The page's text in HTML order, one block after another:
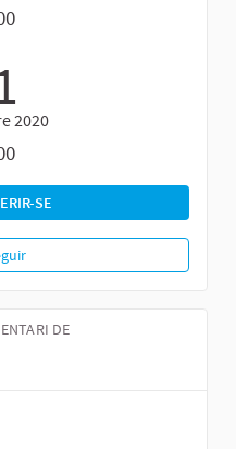
2020
SE
Fòrum general de debat sobre
DE